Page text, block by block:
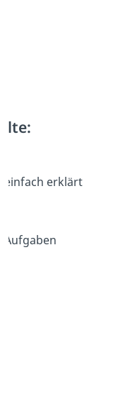
einfach erklärt
Aufgaben